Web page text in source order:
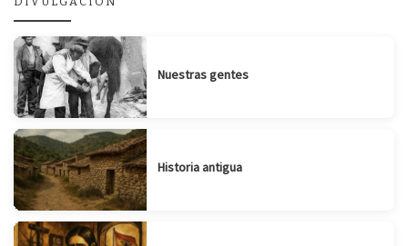
Nuestras gentes
Historia antigua